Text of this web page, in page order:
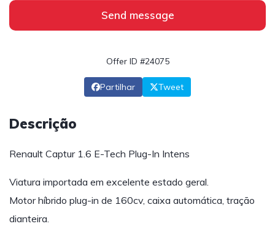
Send message
Offer ID #24075
Partilhar Tweet
Descrição
Renault Captur 1.6 E-Tech Plug-In Intens
Viatura importada em excelente estado geral.
Motor híbrido plug-in de 160cv, caixa automática, tração
dianteira.